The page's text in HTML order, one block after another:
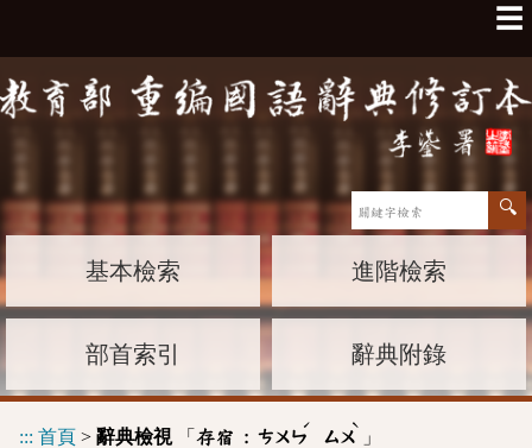
☰
基本檢索 進階檢索
部首索引 辭典附錄
::: 首頁 > 辭典檢視「 存宿 : ㄘㄨㄣ
ˊ
ㄙㄨ
ˋ
」